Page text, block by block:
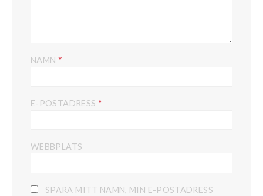
NAMN *
E-POSTADRESS *
WEBBPLATS
SPARA MITT NAMN, MIN E-POSTADRESS